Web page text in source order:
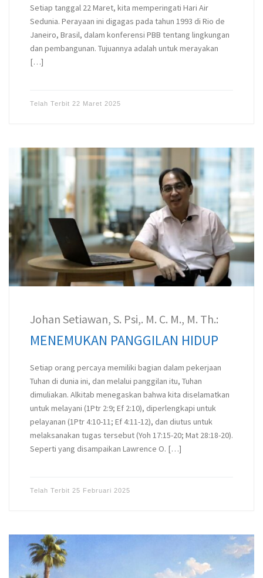
Setiap tanggal 22 Maret, kita memperingati Hari Air
Sedunia. Perayaan ini digagas pada tahun 1993 di Rio de
Janeiro, Brasil, dalam konferensi PBB tentang lingkungan
dan pembangunan. Tujuannya adalah untuk merayakan
[…]
Telah Terbit 22 Maret 2025
Johan Setiawan, S. Psi,. M. C. M., M. Th.:
MENEMUKAN PANGGILAN HIDUP
Setiap orang percaya memiliki bagian dalam pekerjaan
Tuhan di dunia ini, dan melalui panggilan itu, Tuhan
dimuliakan. Alkitab menegaskan bahwa kita diselamatkan
untuk melayani (1Ptr 2:9; Ef 2:10), diperlengkapi untuk
pelayanan (1Ptr 4:10-11; Ef 4:11-12), dan diutus untuk
melaksanakan tugas tersebut (Yoh 17:15-20; Mat 28:18-20).
Seperti yang disampaikan Lawrence O. […]
Telah Terbit 25 Februari 2025